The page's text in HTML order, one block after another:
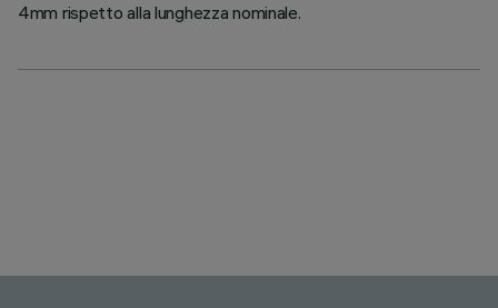
4mm rispetto alla lunghezza nominale.